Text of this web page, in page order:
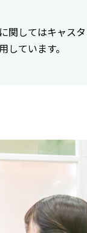
関してはキャスタ
ています。